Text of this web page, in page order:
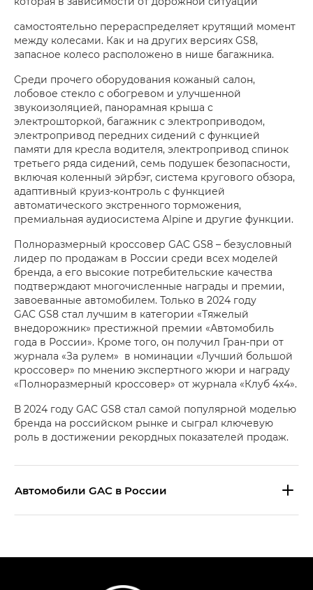
самостоятельно перераспределяет крутящий момент
между колесами. Как и на других версиях GS8,
запасное колесо расположено в нише багажника.
Среди прочего оборудования кожаный салон,
лобовое стекло с обогревом и улучшенной
звукоизоляцией, панорамная крыша с
электрошторкой, багажник с электроприводом,
электропривод передних сидений с функцией
памяти для кресла водителя, электропривод спинок
третьего ряда сидений, семь подушек безопасности,
включая коленный эйрбэг, система кругового обзора,
адаптивный круиз-контроль с функцией
автоматического экстренного торможения,
премиальная аудиосистема Alpine и другие функции.
Полноразмерный кроссовер GAC GS8 – безусловный
лидер по продажам в России среди всех моделей
бренда, а его высокие потребительские качества
подтверждают многочисленные награды и премии,
завоеванные автомобилем. Только в 2024 году
GAC GS8 стал лучшим в категории «Тяжелый
внедорожник» престижной премии «Автомобиль
года в России». Кроме того, он получил Гран-при от
журнала «За рулем» в номинации «Лучший большой
кроссовер» по мнению экспертного жюри и награду
«Полноразмерный кроссовер» от журнала «Клуб 4х4».
В 2024 году GAC GS8 стал самой популярной моделью
бренда на российском рынке и сыграл ключевую
роль в достижении рекордных показателей продаж.
Aвтомобили GAC в России
Эс Икс ПРЕМИУМ — SX PREMIUM
S7 — Эс 7 (S7) в комплектациях